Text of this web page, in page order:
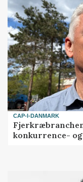
CAP-I-DANMARK
konkurrence-